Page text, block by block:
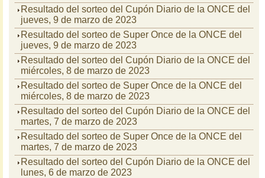
Resultado del sorteo del Cupón Diario de la ONCE del
jueves, 9 de marzo de 2023
Resultado del sorteo de Super Once de la ONCE del
jueves, 9 de marzo de 2023
Resultado del sorteo del Cupón Diario de la ONCE del
miércoles, 8 de marzo de 2023
Resultado del sorteo de Super Once de la ONCE del
miércoles, 8 de marzo de 2023
Resultado del sorteo del Cupón Diario de la ONCE del
martes, 7 de marzo de 2023
Resultado del sorteo de Super Once de la ONCE del
martes, 7 de marzo de 2023
Resultado del sorteo del Cupón Diario de la ONCE del
lunes, 6 de marzo de 2023